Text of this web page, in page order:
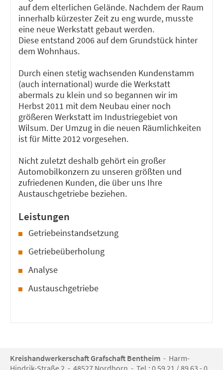
auf dem elterlichen Gelände. Nachdem der Raum
innerhalb kürzester Zeit zu eng wurde, musste
eine neue Werkstatt gebaut werden.
Diese entstand 2006 auf dem Grundstück hinter
dem Wohnhaus.
Durch einen stetig wachsenden Kundenstamm
(auch international) wurde die Werkstatt
abermals zu klein und so begannen wir im
Herbst 2011 mit dem Neubau einer noch
größeren Werkstatt im Industriegebiet von
Wilsum. Der Umzug in die neuen Räumlichkeiten
ist für Mitte 2012 vorgesehen.
Nicht zuletzt deshalb gehört ein großer
Automobilkonzern zu unseren größten und
zufriedenen Kunden, die über uns Ihre
Austauschgetriebe beziehen.
Leistungen
Getriebeinstandsetzung
Getriebeüberholung
Analyse
Austauschgetriebe
Kreishandwerkerschaft Grafschaft Bentheim - Harm-